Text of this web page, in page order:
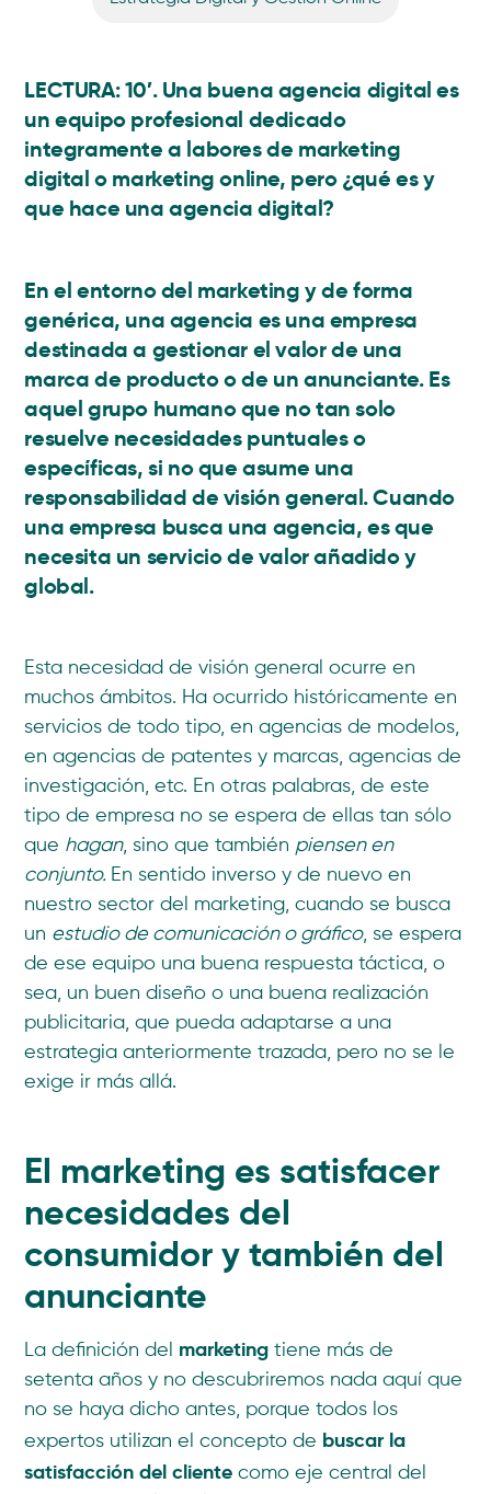
LECTURA: 10′. Una buenaagencia digitales
un equipo profesional dedicado
integramente a labores de marketing
digital o marketing online, pero ¿qué es y
que hace una agencia digital?
En el entorno del marketing y de forma
genérica, una agencia es una empresa
destinada a gestionar el valor de una
marca de producto o de un anunciante. Es
aquel grupo humano que no tan solo
resuelve necesidades puntuales o
específicas, si no que asume una
responsabilidad de visión general. Cuando
una empresa busca una agencia, es que
necesita un servicio de valor añadido y
global.
Esta necesidad de visión general ocurre en
muchos ámbitos. Ha ocurrido históricamente en
servicios de todo tipo, en agencias de modelos,
en agencias de patentes y marcas, agencias de
investigación, etc. En otras palabras, de este
tipo de empresa no se espera de ellas tan sólo
que hagan, sino que también piensen en
conjunto. En sentido inverso y de nuevo en
nuestro sector del marketing, cuando se busca
un estudio de comunicación o gráfico, se espera
de ese equipo una buena respuesta táctica, o
sea, un buen diseño o una buena realización
publicitaria, que pueda adaptarse a una
estrategia anteriormente trazada, pero no se le
exige ir más allá.
El marketing es satisfacer
necesidades del
consumidor y también del
anunciante
La definición del marketingtiene más de
setenta años y no descubriremos nada aquí que
no se haya dicho antes, porque todos los
expertos utilizan el concepto de buscar la
satisfacción del cliente como eje central del